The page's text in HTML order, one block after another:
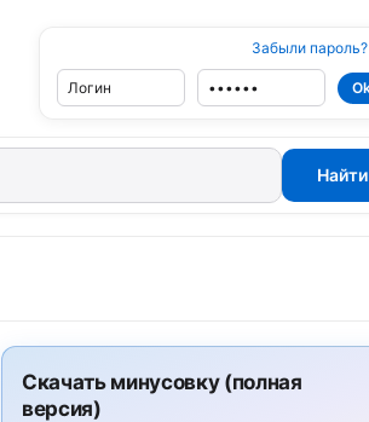
Забыли пароль?
Скачать минусовку (полная
версия)